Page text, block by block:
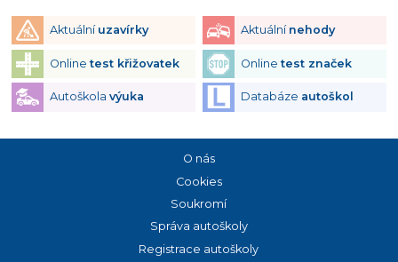
Aktuální uzavírky Aktuální nehody
Onlinetest křižovatek Onlinetest značek
Autoškola výuka Databáze autoškol
O nás
Cookies
Soukromí
Správa autoškoly
Registrace autoškoly